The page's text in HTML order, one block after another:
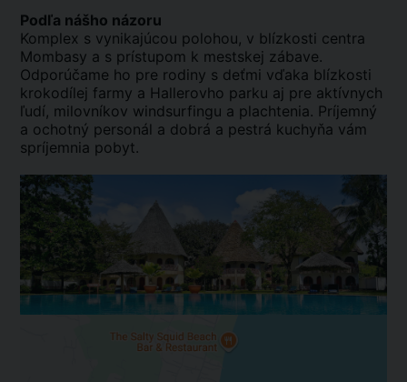
Podľa nášho názoru
Komplex s vynikajúcou polohou, v blízkosti centra
Mombasy a s prístupom k mestskej zábave.
Odporúčame ho pre rodiny s deťmi vďaka blízkosti
krokodílej farmy a Hallerovho parku aj pre aktívnych
ľudí, milovníkov windsurfingu a plachtenia. Príjemný
a ochotný personál a dobrá a pestrá kuchyňa vám
spríjemnia pobyt.